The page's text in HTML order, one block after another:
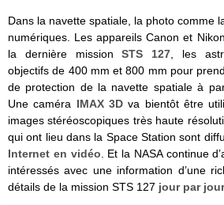
Dans la navette spatiale, la photo comme
numériques. Les appareils Canon et
la dernière missionSTS 127 , les
objectifs de 400 mm et 800 mm pour
de protection de la navette spatiale à
Une caméra IMAX 3Dva bientôt être
images stéréoscopiques très haute
qui ont lieu dans la Space Station sont
Internet en vidéo . Et la NASA continue
intéressés avec une information d’une
détails de la mission STS 127 jour par jour